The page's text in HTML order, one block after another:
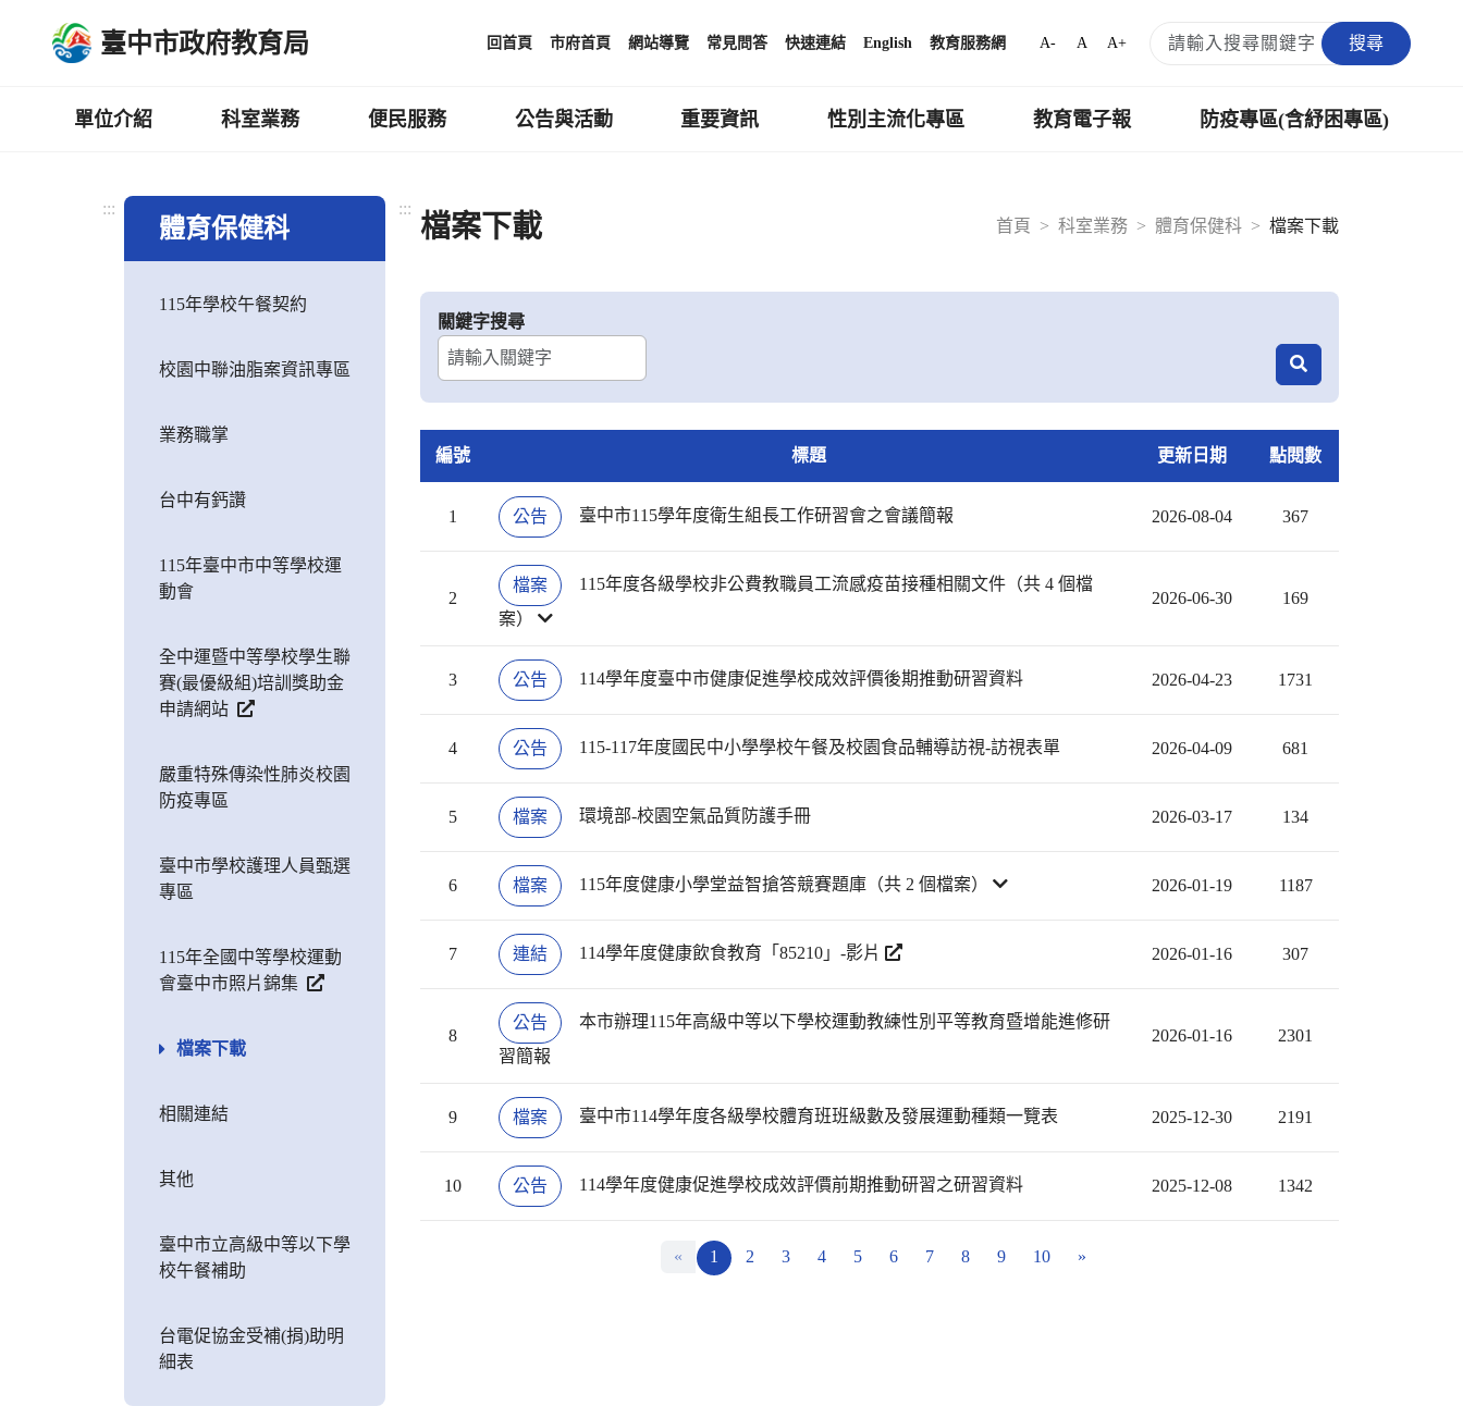
臺中市政府教育局 回首頁 市府首頁 網站導覽 常見問答 快速連結 English 教育服務網 A- A A+ 搜尋
單位介紹 科室業務 便民服務 公告與活動 重要資訊 性別主流化專區 教育電子報 防疫專區(含紓困專區)
:::
體育保健科
115年學校午餐契約
校園中聯油脂案資訊專區
業務職掌
台中有鈣讚
115年臺中市中等學校運
動會
全中運暨中等學校學生聯
賽(最優級組)培訓獎助金
申請網站
嚴重特殊傳染性肺炎校園
防疫專區
臺中市學校護理人員甄選
專區
115年全國中等學校運動
會臺中市照片錦集
檔案下載
相關連結
其他
臺中市立高級中等以下學
校午餐補助
台電促協金受補(捐)助明
細表
:::
首頁
科室業務 體育保健科 檔案下載
檔案下載
關鍵字搜尋
編號 標題 更新日期 點閱數
1 公告 臺中市115學年度衛生組長工作研習會之會議簡報 2026-08-04 367
2
檔案
115年度各級學校非公費教職員工流感疫苗接種相關文件（共 4 個檔
案）
2026-06-30 169
3 公告 114學年度臺中市健康促進學校成效評價後期推動研習資料 2026-04-23 1731
4 公告 115-117年度國民中小學學校午餐及校園食品輔導訪視-訪視表單 2026-04-09 681
5 檔案 環境部-校園空氣品質防護手冊 2026-03-17 134
6 檔案 115年度健康小學堂益智搶答競賽題庫（共 2 個檔案） 2026-01-19 1187
7 連結 114學年度健康飲食教育「85210」-影片 2026-01-16 307
8
公告
本市辦理115年高級中等以下學校運動教練性別平等教育暨增能進修研
習簡報
2026-01-16 2301
9 檔案 臺中市114學年度各級學校體育班班級數及發展運動種類一覽表 2025-12-30 2191
10 公告 114學年度健康促進學校成效評價前期推動研習之研習資料 2025-12-08 1342
« 1 2 3 4 5 6 7 8 9 10 »